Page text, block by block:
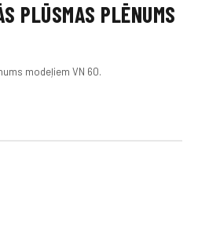
PLŪSMAS PLĒNUMS
modeļiem VN 60.